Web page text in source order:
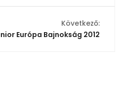
Következő:
Európa Bajnokság 2012